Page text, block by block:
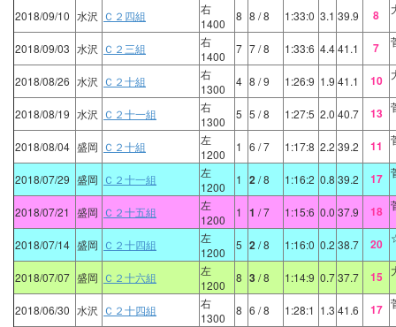
2018/09/10 水沢 Ｃ２四組
右
1400
8 8 / 8 1:33:0 3.1 39.9 8
2018/09/03 水沢 Ｃ２三組
右
1400
7 7/ 8 1:33:6 4.441.1 7
2018/08/26 水沢 Ｃ２十組
右
1300
4 8 / 9 1:26:9 1.9 41.1 10
2018/08/19 水沢 Ｃ２十一組
右
1300
5 5 / 8 1:27:5 2.0 40.7 13
2018/08/04 盛岡 Ｃ２十組
左
1200
1 6 / 7 1:17:8 2.2 39.2 11
2018/07/29 盛岡 Ｃ２十一組
左
1200
1 2/ 8 1:16:2 0.8 39.2 17
2018/07/21 盛岡 Ｃ２十五組
左
1200
1 1 / 7 1:15:6 0.0 37.9 18
2018/07/14 盛岡 Ｃ２十四組
左
1200
5 2/ 8 1:16:0 0.2 38.7 20
2018/07/07 盛岡 Ｃ２十六組
左
1200
8 3/ 8 1:14:9 0.737.7 15
2018/06/30 水沢 Ｃ２十四組
右
1300
8 6 / 8 1:28:1 1.3 41.6 17